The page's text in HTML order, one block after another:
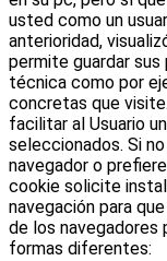
usted como un
anterioridad,
permite guardar
técnica como por
concretas que
facilitar al Usuario
seleccionados. Si
navegador o
cookie solicite
navegación para
de los navegadores
formas diferentes: